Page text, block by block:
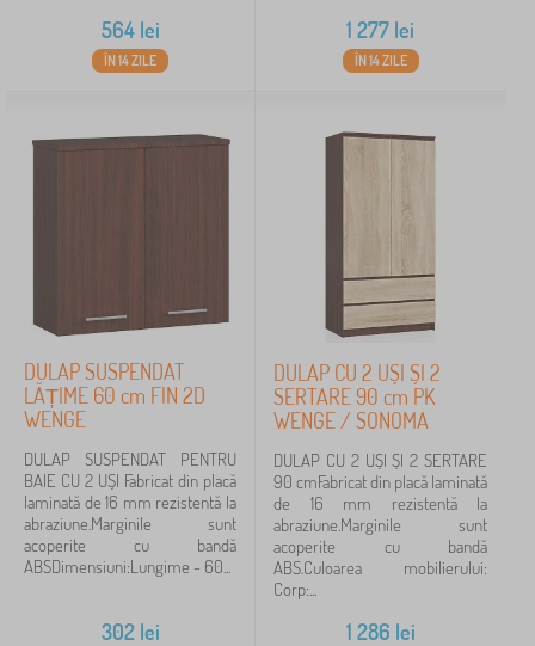
564lei
ÎN 14 ZILE
1 277 lei
ÎN 14 ZILE
DULAP SUSPENDAT
LĂȚIME 60 cm FIN 2D
WENGE
DULAP SUSPENDAT PENTRU
BAIE CU 2 UȘI Fabricat din placă
laminată de 16 mm rezistentă la
abraziune.Marginile sunt
acoperite cu bandă
ABSDimensiuni:Lungime - 60...
302lei
DULAP CU 2 UȘI ȘI 2
SERTARE 90 cm PK
WENGE / SONOMA
DULAP CU 2 UȘI ȘI 2 SERTARE
90 cmFabricat din placă laminată
de 16 mm rezistentă la
abraziune.Marginile sunt
acoperite cu bandă
ABS.Culoarea mobilierului:
Corp:...
1 286 lei